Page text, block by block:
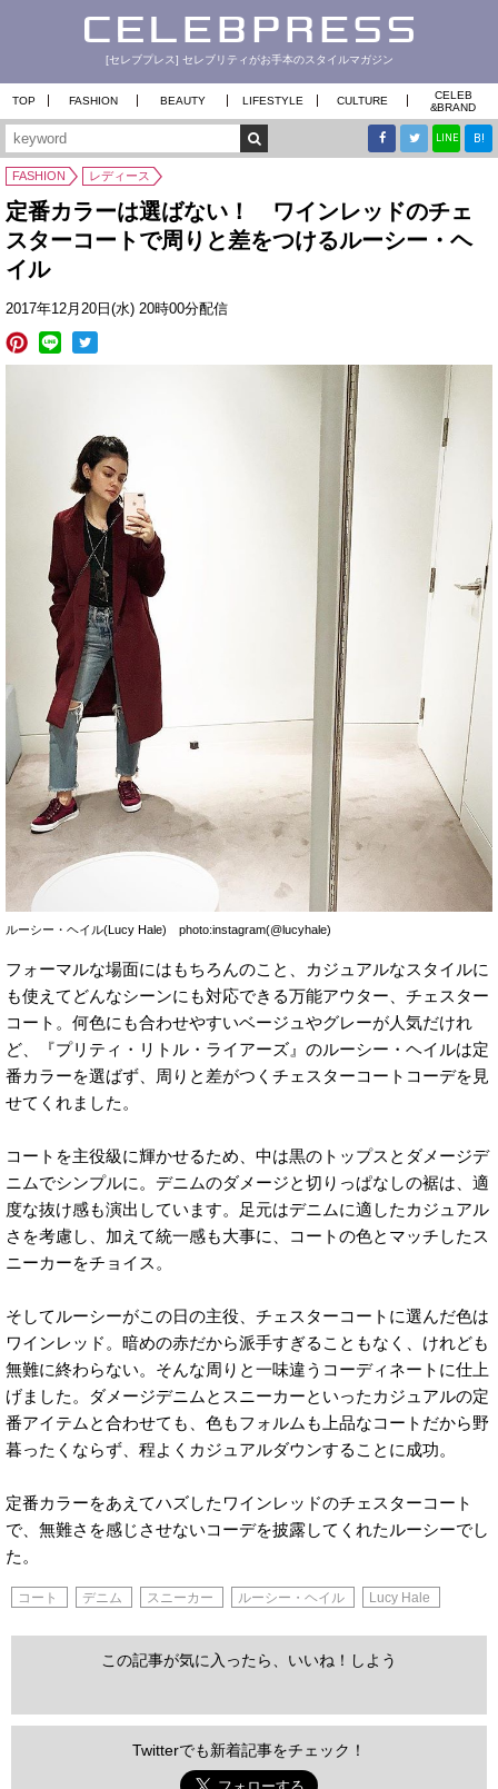
[セレブプレス] セレブリティがお手本のスタイルマガジン
TOP FASHION BEAUTY LIFESTYLE CULTURE
CELEB
&BRAND
LINE B!
FASHION レディース
定番カラーは選ばない！ ワインレッドのチェ
スターコートで周りと差をつけるルーシー・ヘ
イル
2017年12月20日(水) 20時00分配信
ルーシー・ヘイル(Lucy Hale) photo:instagram(@lucyhale)
フォーマルな場面にはもちろんのこと、カジュアルなスタイルに
も使えてどんなシーンにも対応できる万能アウター、チェスター
コート。何色にも合わせやすいベージュやグレーが人気だけれ
ど、『プリティ・リトル・ライアーズ』のルーシー・ヘイルは定
番カラーを選ばず、周りと差がつくチェスターコートコーデを見
せてくれました。
コートを主役級に輝かせるため、中は黒のトップスとダメージデ
ニムでシンプルに。デニムのダメージと切りっぱなしの裾は、適
度な抜け感も演出しています。足元はデニムに適したカジュアル
さを考慮し、加えて統一感も大事に、コートの色とマッチしたス
ニーカーをチョイス。
そしてルーシーがこの日の主役、チェスターコートに選んだ色は
ワインレッド。暗めの赤だから派手すぎることもなく、けれども
無難に終わらない。そんな周りと一味違うコーディネートに仕上
げました。ダメージデニムとスニーカーといったカジュアルの定
番アイテムと合わせても、色もフォルムも上品なコートだから野
暮ったくならず、程よくカジュアルダウンすることに成功。
定番カラーをあえてハズしたワインレッドのチェスターコート
で、無難さを感じさせないコーデを披露してくれたルーシーでし
た。
コート デニム スニーカー ルーシー・ヘイル Lucy Hale
この記事が気に入ったら、いいね！しよう
Twitterでも新着記事をチェック！